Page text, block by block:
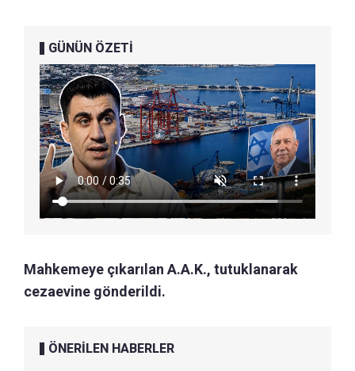
GÜNÜN ÖZETİ
Mahkemeye çıkarılan A.A.K., tutuklanarak
cezaevine gönderildi.
ÖNERİLEN HABERLER